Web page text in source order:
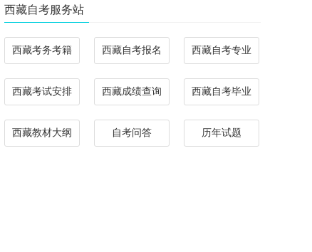
西藏自考服务站
西藏考务考籍 西藏自考报名 西藏自考专业
西藏考试安排 西藏成绩查询 西藏自考毕业
西藏教材大纲 自考问答 历年试题